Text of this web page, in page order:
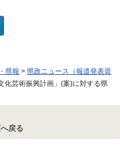
県報 > 県政ニュース（報道発表資
化芸術振興計画」(案)に対する県
戻る